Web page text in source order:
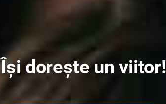
Își dorește un viitor!